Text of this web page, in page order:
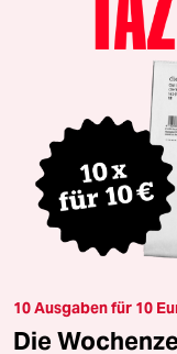
10 Ausgaben für 10
Die